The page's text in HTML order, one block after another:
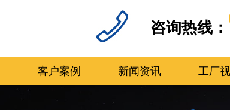
咨询热线：
客户案例 新闻资讯 工厂